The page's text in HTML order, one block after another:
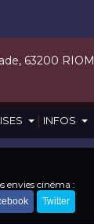
| INFOS
63200 RIOM
envies cinéma :
Twitter